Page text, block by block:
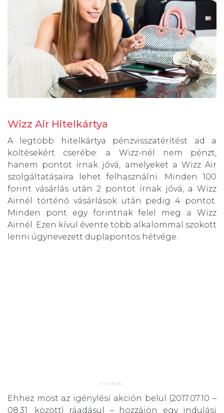
Wizz Air Hitelkártya
A legtöbb hitelkártya pénzvisszatérítést ad a
költésekért cserébe: a Wizz-nél nem pénzt,
hanem pontot írnak jóvá, amelyeket a Wizz Air
szolgáltatásaira lehet felhasználni. Minden 100
forint vásárlás után 2 pontot írnak jóvá, a Wizz
Airnél történő vásárlások után pedig 4 pontot.
Minden pont egy forintnak felel meg a Wizz
Airnél. Ezen kívül évente több alkalommal szokott
lenni úgynevezett duplapontos hétvége.
Ehhez most az igénylési akción belül (2017.07.10 –
08.31. között) ráadásul – hozzájön egy indulási